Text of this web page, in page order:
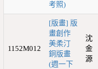
考照)
1152M012
[版畫] 版
畫創作
美柔汀
銅版畫
(週一下
沈
金
源